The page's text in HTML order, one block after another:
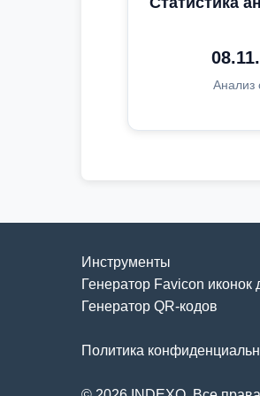
Анализ
Инструменты
Генератор Favicon иконок
Генератор QR-кодов
Политика